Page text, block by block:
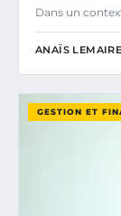
Dans un
ANAÏS LEMAIRE
GESTION ET